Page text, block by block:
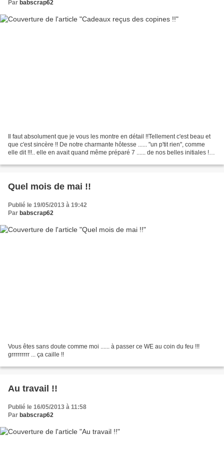
Par babscrap62
Il faut absolument que je vous les montre en détail !!Tellement c'est beau et
que c'est sincère !! De notre charmante hôtesse ...... "un p'tit rien", comme
elle dit !!!.. elle en avait quand même préparé 7 ...... de nos belles initiales !!
Quel mois de mai !!
Publié le 19/05/2013 à 19:42
Par babscrap62
Vous êtes sans doute comme moi ...... à passer ce WE au coin du feu !!!
grrrrrrrrr ... ça caille !!
Au travail !!
Publié le 16/05/2013 à 11:58
Par babscrap62